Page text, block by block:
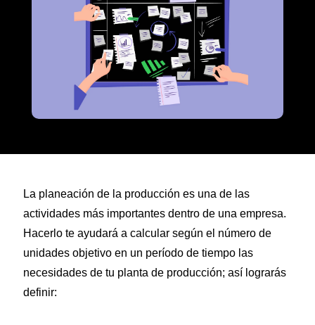
La planeación de la producción es una de las
actividades más importantes dentro de una empresa.
Hacerlo te ayudará a calcular según el número de
unidades objetivo en un período de tiempo las
necesidades de tu planta de producción; así lograrás
definir: